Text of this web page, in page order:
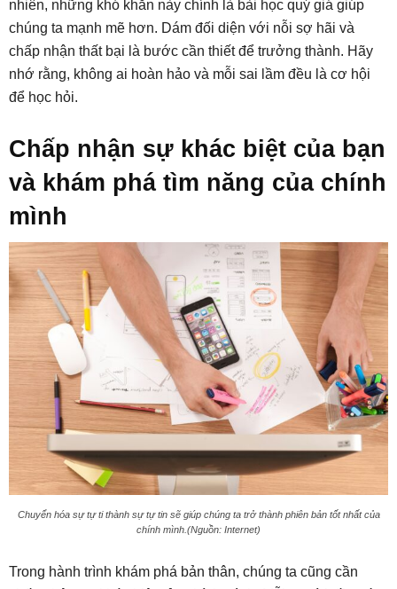
nhiên, những khó khăn này chính là bài học quý giá giúp
chúng ta mạnh mẽ hơn. Dám đối diện với nỗi sợ hãi và
chấp nhận thất bại là bước cần thiết để trưởng thành. Hãy
nhớ rằng, không ai hoàn hảo và mỗi sai lầm đều là cơ hội
để học hỏi.
Chấp nhận sự khác biệt của bạn
và khám phá tìm năng của chính
mình
Chuyển hóa sự tự ti thành sự tự tin sẽ giúp chúng ta trở thành phiên bản tốt nhất của
chính mình.(Nguồn: Internet)
Trong hành trình khám phá bản thân, chúng ta cũng cần